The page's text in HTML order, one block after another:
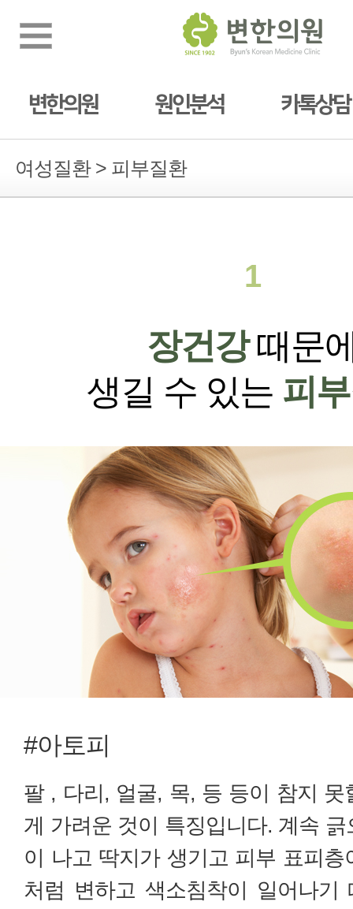
변한의원 원인분석 카톡상담
여성질환 > 피부질환
1
장건강때문
생길 수 있는 피
#아토피
팔 , 다리, 얼굴, 목, 등 등이 참지 못
게 가려운 것이 특징입니다. 계속
이 나고 딱지가 생기고 피부 표피층
처럼 변하고 색소침착이 일어나기